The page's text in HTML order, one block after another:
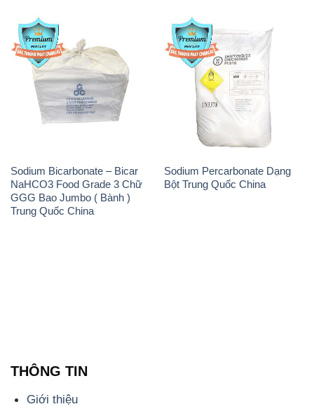
Sodium Bicarbonate – Bicar
NaHCO3 Food Grade 3 Chữ
GGG Bao Jumbo ( Bành )
Trung Quốc China
Sodium Percarbonate Dạng
Bột Trung Quốc China
THÔNG TIN
Giới thiệu